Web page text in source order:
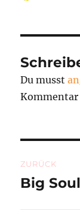
Du musst
Kommentar
ZURÜCK
Vorheriger
Big